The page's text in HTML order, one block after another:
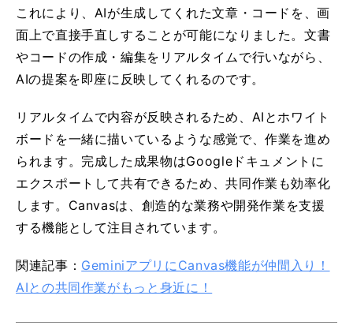
これにより、AIが生成してくれた文章・コードを、画
面上で直接手直しすることが可能になりました。文書
やコードの作成・編集をリアルタイムで行いながら、
AIの提案を即座に反映してくれるのです。
リアルタイムで内容が反映されるため、AIとホワイト
ボードを一緒に描いているような感覚で、作業を進め
られます。完成した成果物はGoogleドキュメントに
エクスポートして共有できるため、共同作業も効率化
します。Canvasは、創造的な業務や開発作業を支援
する機能として注目されています。
関連記事： GeminiアプリにCanvas機能が仲間入り！
AIとの共同作業がもっと身近に！